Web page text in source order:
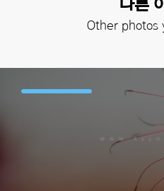
다른
Other photos